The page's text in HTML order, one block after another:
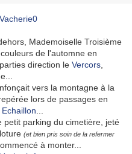
Mademoiselle Troisième
de l'automne en
direction le Vercors
vers la montagne à la
repérée lors de passages en
petit parking du cimetière, jeté
(et bien pris soin de la refermer
à monter...